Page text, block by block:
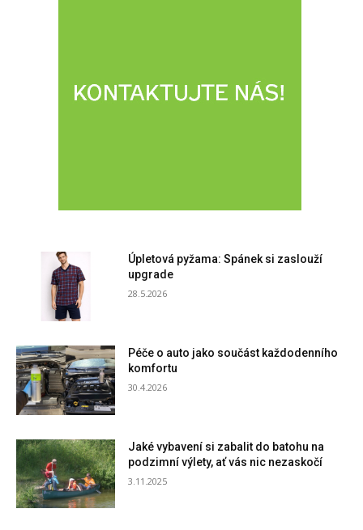
Úpletová pyžama: Spánek si zaslouží
upgrade
28.5.2026
Péče o auto jako součást každodenního
komfortu
30.4.2026
Jaké vybavení si zabalit do batohu na
podzimní výlety, ať vás nic nezaskočí
3.11.2025